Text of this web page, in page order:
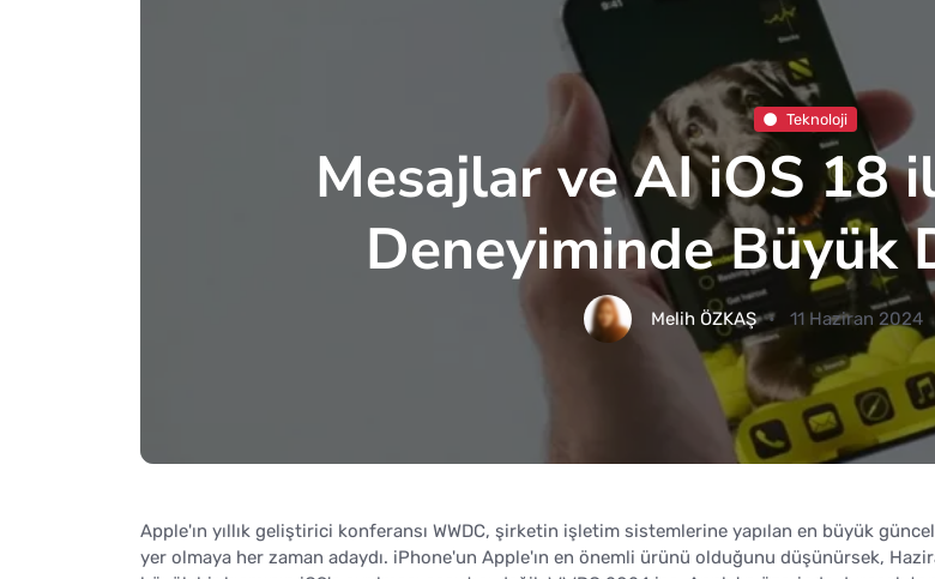
Teknoloji
Mesajlar ve AI iOS 18
Deneyiminde Büyük
Melih ÖZKAŞ 11 Haziran 2024
Apple'ın yıllık geliştirici konferansı WWDC, şirketin işletim sistemlerine yapılan en büyük
yer olmaya her zaman adaydı. iPhone'un Apple'ın en önemli ürünü olduğunu düşünürsek,